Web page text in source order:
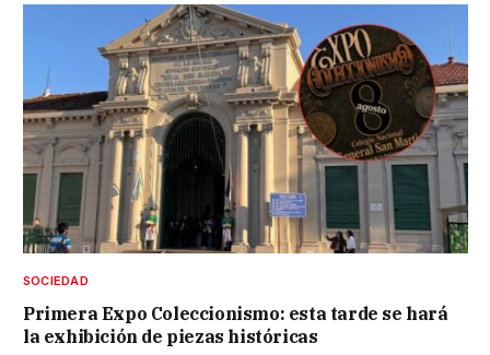
SOCIEDAD
Primera Expo Coleccionismo: esta tarde se hará
la exhibición de piezas históricas